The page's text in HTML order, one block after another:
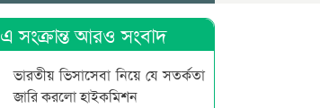
এ সংক্রান্ত আরও সংবাদ
ভারতীয় ভিসাসেবা নিয়ে যে সতর্কতা
জারি করলো হাইকমিশন